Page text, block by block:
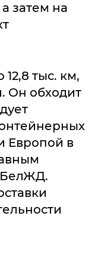
затем на
тыс. км,
Он обходит
Европой в
БелЖД.